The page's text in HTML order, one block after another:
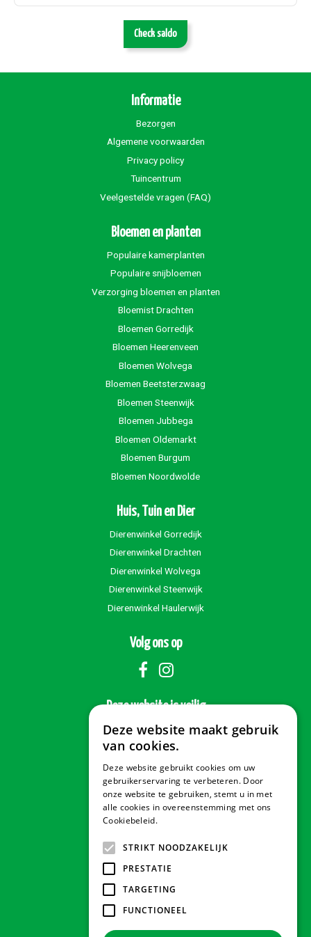
Check saldo
Informatie
Bezorgen
Algemene voorwaarden
Privacy policy
Tuincentrum
Veelgestelde vragen (FAQ)
Bloemen en planten
Populaire kamerplanten
Populaire snijbloemen
Verzorging bloemen en planten
Bloemist Drachten
Bloemen Gorredijk
Bloemen Heerenveen
Bloemen Wolvega
Bloemen Beetsterzwaag
Bloemen Steenwijk
Bloemen Jubbega
Bloemen Oldemarkt
Bloemen Burgum
Bloemen Noordwolde
Huis, Tuin en Dier
Dierenwinkel Gorredijk
Dierenwinkel Drachten
Dierenwinkel Wolvega
Dierenwinkel Steenwijk
Dierenwinkel Haulerwijk
Volg ons op
Deze website is veilig
Veilig betalen
Contact & Openingstijden
Tuindorado Drachten
Tuindorado Gorredijk
Deze website maakt gebruik
van cookies.
Deze website gebruikt cookies om uw
gebruikerservaring te verbeteren. Door
onze website te gebruiken, stemt u in met
alle cookies in overeenstemming met ons
Cookiebeleid.
STRIKT NOODZAKELIJK
PRESTATIE
TARGETING
FUNCTIONEEL